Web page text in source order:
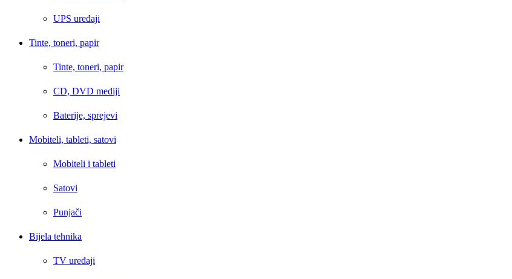
UPS uređaji
Tinte, toneri, papir
Tinte, toneri, papir
CD, DVD mediji
Baterije, sprejevi
Mobiteli, tableti, satovi
Mobiteli i tableti
Satovi
Punjači
Bijela tehnika
TV uređaji